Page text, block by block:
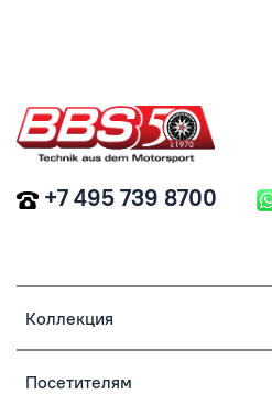
Коллекция
Посетителям
+7 495 739 8700